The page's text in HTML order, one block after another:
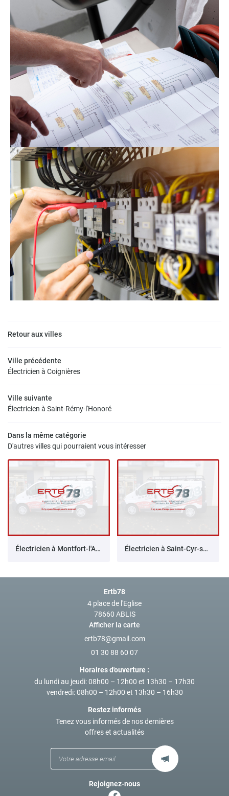
Retour aux villes
Ville précédente
Électricien à Coignières
Ville suivante
Électricien à Saint-Rémy-l'Honoré
Dans la même catégorie
D'autres villes qui pourraient vous intéresser
Électricien à Montfort-l'Amaury Électricien à Saint-Cyr-sous-Dourdan
Ertb78
4 place de l'Eglise
78660 ABLIS
Afficher la carte
01 30 88 60 07
Horaires d'ouverture :
du lundi au jeudi: 08h00 – 12h00 et 13h30 – 17h30
vendredi: 08h00 – 12h00 et 13h30 – 16h30
Restez informés
Tenez vous informés de nos dernières
offres et actualités
Rejoignez-nous